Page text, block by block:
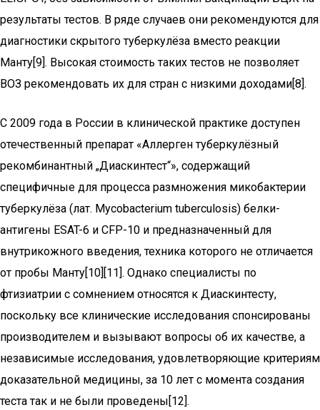
результаты тестов. В ряде случаев они рекомендуются для
диагностики скрытого туберкулёза вместо реакции
Манту[9]. Высокая стоимость таких тестов не позволяет
ВОЗ рекомендовать их для стран с низкими доходами[8].
С 2009 года в России в клинической практике доступен
отечественный препарат «Аллерген туберкулёзный
рекомбинантный „Диаскинтест“», содержащий
специфичные для процесса размножения микобактерии
туберкулёза (лат. Mycobacterium tuberculosis) белки-
антигены ESAT-6 и CFP-10 и предназначенный для
внутрикожного введения, техника которого не отличается
от пробы Манту[10][11]. Однако специалисты по
фтизиатрии с сомнением относятся к Диаскинтесту,
поскольку все клинические исследования спонсированы
производителем и вызывают вопросы об их качестве, а
независимые исследования, удовлетворяющие критериям
доказательной медицины, за 10 лет с момента создания
теста так и не были проведены[12].